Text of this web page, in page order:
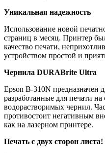
Уникальная надежность
Использование новой
страниц в месяц. Принтер
качество печати,
устройством простой и
Чернила DURABrite Ultra
Epson B-310N предназначен
разработанные для печати
водорастворимых чернил.
противостоит негативным
как на лазерном принтере.
Печать с двух сторон листа!